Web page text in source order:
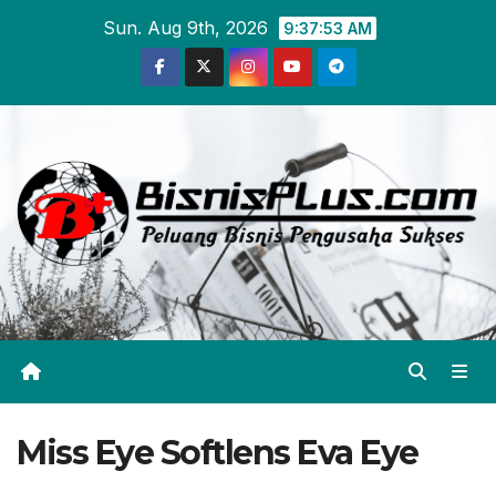
Sun. Aug 9th, 2026 9:37:53 AM
Miss Eye Softlens Eva Eye